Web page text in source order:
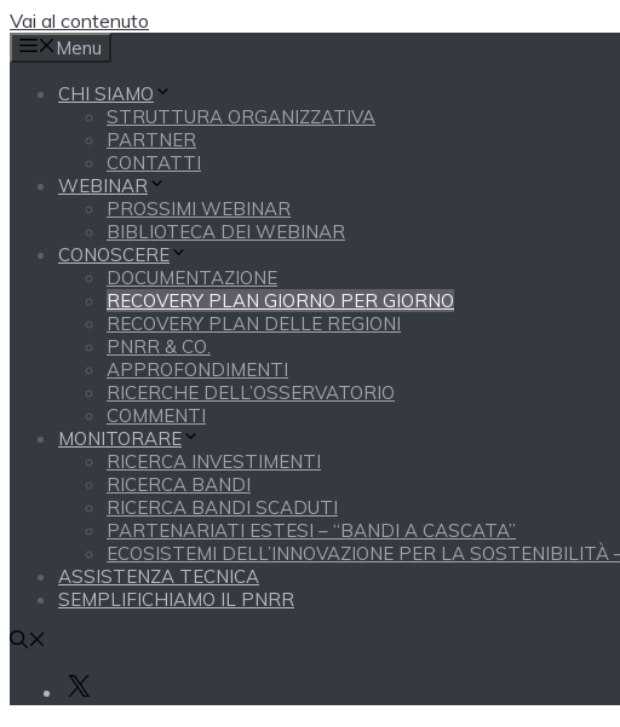
Vai al contenuto
Menu
CHI SIAMO
STRUTTURA ORGANIZZATIVA
PARTNER
CONTATTI
WEBINAR
PROSSIMI WEBINAR
BIBLIOTECA DEI WEBINAR
CONOSCERE
DOCUMENTAZIONE
RECOVERY PLAN GIORNO PER GIORNO
RECOVERY PLAN DELLE REGIONI
PNRR & CO.
APPROFONDIMENTI
RICERCHE DELL’OSSERVATORIO
COMMENTI
MONITORARE
RICERCA INVESTIMENTI
RICERCA BANDI
RICERCA BANDI SCADUTI
PARTENARIATI ESTESI – “BANDI A CASCATA”
ECOSISTEMI DELL’INNOVAZIONE PER LA SOSTENIBILITÀ
ASSISTENZA TECNICA
SEMPLIFICHIAMO IL PNRR